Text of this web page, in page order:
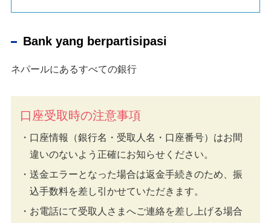
Bank yang berpartisipasi
ネパールにあるすべての銀行
口座受取時の注意事項
口座情報（銀行名・受取人名・口座番号）はお間
違いのないよう正確にお知らせください。
送金エラーとなった場合は返金手続きのため、振
込手数料を差し引かせていただきます。
お電話にて受取人さまへご連絡を差し上げる場合